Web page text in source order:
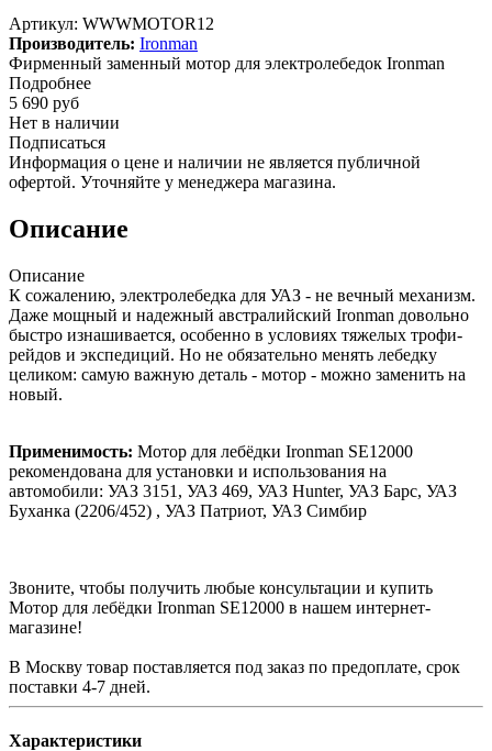
Артикул: WWWMOTOR12
Производитель: Ironman
Фирменный заменный мотор для электролебедок Ironman
Подробнее
5 690 руб
Нет в наличии
Подписаться
Информация о цене и наличии не является публичной
офертой. Уточняйте у менеджера магазина.
Описание
Описание
К сожалению, электролебедка для УАЗ - не вечный механизм.
Даже мощный и надежный австралийский Ironman довольно
быстро изнашивается, особенно в условиях тяжелых трофи-
рейдов и экспедиций. Но не обязательно менять лебедку
целиком: самую важную деталь - мотор - можно заменить на
новый.
Применимость: Мотор для лебёдки Ironman SE12000
рекомендована для установки и использования на
автомобили: УАЗ 3151, УАЗ 469, УАЗ Hunter, УАЗ Барс, УАЗ
Буханка (2206/452) , УАЗ Патриот, УАЗ Симбир
Звоните, чтобы получить любые консультации и купить
Мотор для лебёдки Ironman SE12000 в нашем интернет-
магазине!
В Москву товар поставляется под заказ по предоплате, срок
поставки 4-7 дней.
Характеристики